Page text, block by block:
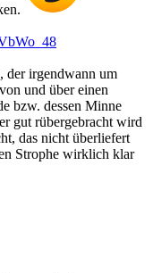
der irgendwann um
und über einen
bzw. dessen Minne
gut rübergebracht wird
das nicht überliefert
Strophe wirklich klar